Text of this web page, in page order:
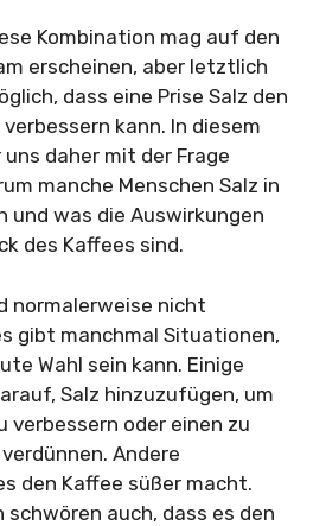
Kombination mag auf den
erscheinen, aber letztlich
dass eine Prise Salz den
kann. In diesem
daher mit der Frage
manche Menschen Salz in
und was die Auswirkungen
des Kaffees sind.
normalerweise nicht
gibt manchmal Situationen,
Wahl sein kann. Einige
Salz hinzuzufügen, um
verbessern oder einen zu
Andere
den Kaffee süßer macht.
schwören auch, dass es den